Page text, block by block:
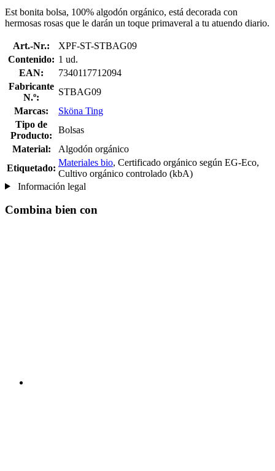
Est bonita bolsa, 100% algodón orgánico, está decorada con
hermosas rosas que le darán un toque primaveral a tu atuendo diario.
Art.-Nr.:
XPF-ST-STBAG09
Contenido: 1 ud.
EAN:
7340117712094
Fabricante
N.º:
STBAG09
Marcas:
Sköna Ting
Tipo de
Producto:
Bolsas
Material:
Algodón orgánico
Etiquetado:
Materiales bio, Certificado orgánico según EG-Eco,
Cultivo orgánico controlado (kbA)
Información legal
Combina bien con